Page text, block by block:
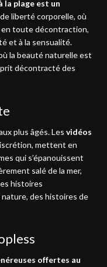
la plage est un
liberté corporelle, où
toute décontraction,
et à la sensualité.
la beauté naturelle est
décontracté des
plus âgés. Les vidéos
mettent en
qui s’épanouissent
salé de la mer,
histoires
nature, des histoires de
offertes au